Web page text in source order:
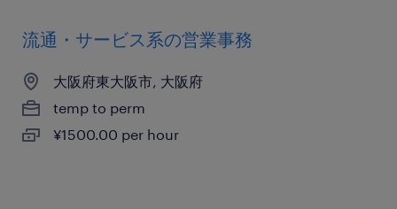
流通・サービス系の営業事務
大阪府東大阪市, 大阪府
temp to perm
¥1500.00 per hour